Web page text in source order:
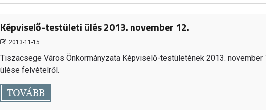
Képviselő-testületi ülés 2013. november 12.
2013-11-15
Tiszacsege Város Önkormányzata Képviselő-testületének 2013. november
ülése felvételről.
TOVÁBB